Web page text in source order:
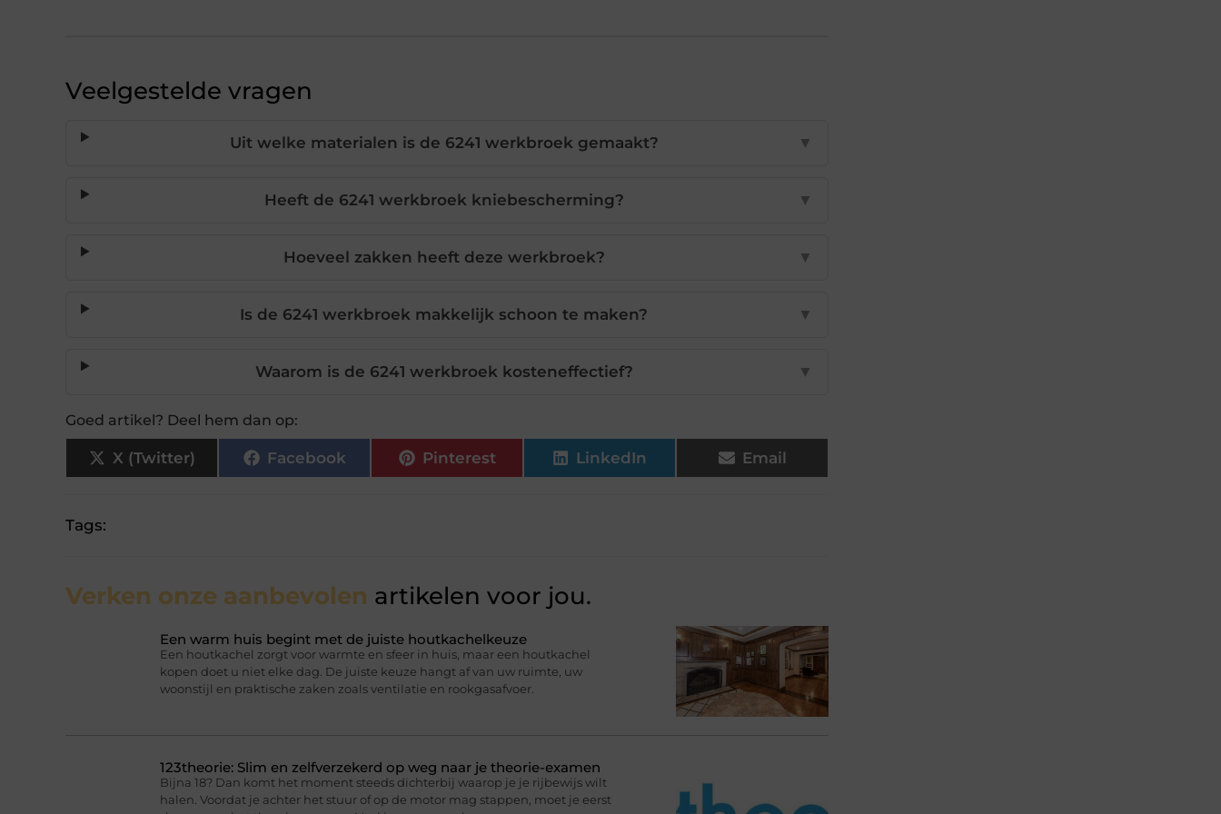
Veelgestelde vragen
Uit welke materialen is de 6241 werkbroek gemaakt? ▼
Heeft de 6241 werkbroek kniebescherming? ▼
Hoeveel zakken heeft deze werkbroek? ▼
Is de 6241 werkbroek makkelijk schoon te maken? ▼
Waarom is de 6241 werkbroek kosteneffectief? ▼
Goed artikel? Deel hem dan op:
X (Twitter) Facebook Pinterest LinkedIn Email
Tags:
Verken onze aanbevolen artikelen voor jou.
Een warm huis begint met de juiste houtkachelkeuze
Een houtkachel zorgt voor warmte en sfeer in huis, maar een houtkachel
kopen doet u niet elke dag. De juiste keuze hangt af van uw ruimte, uw
woonstijl en praktische zaken zoals ventilatie en rookgasafvoer.
123theorie: Slim en zelfverzekerd op weg naar je theorie-examen
Bijna 18? Dan komt het moment steeds dichterbij waarop je je rijbewijs wilt
halen. Voordat je achter het stuur of op de motor mag stappen, moet je eerst